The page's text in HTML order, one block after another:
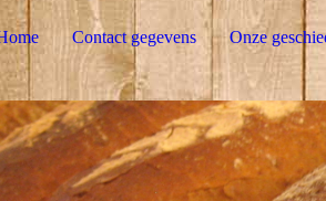
Contact gegevens Onze